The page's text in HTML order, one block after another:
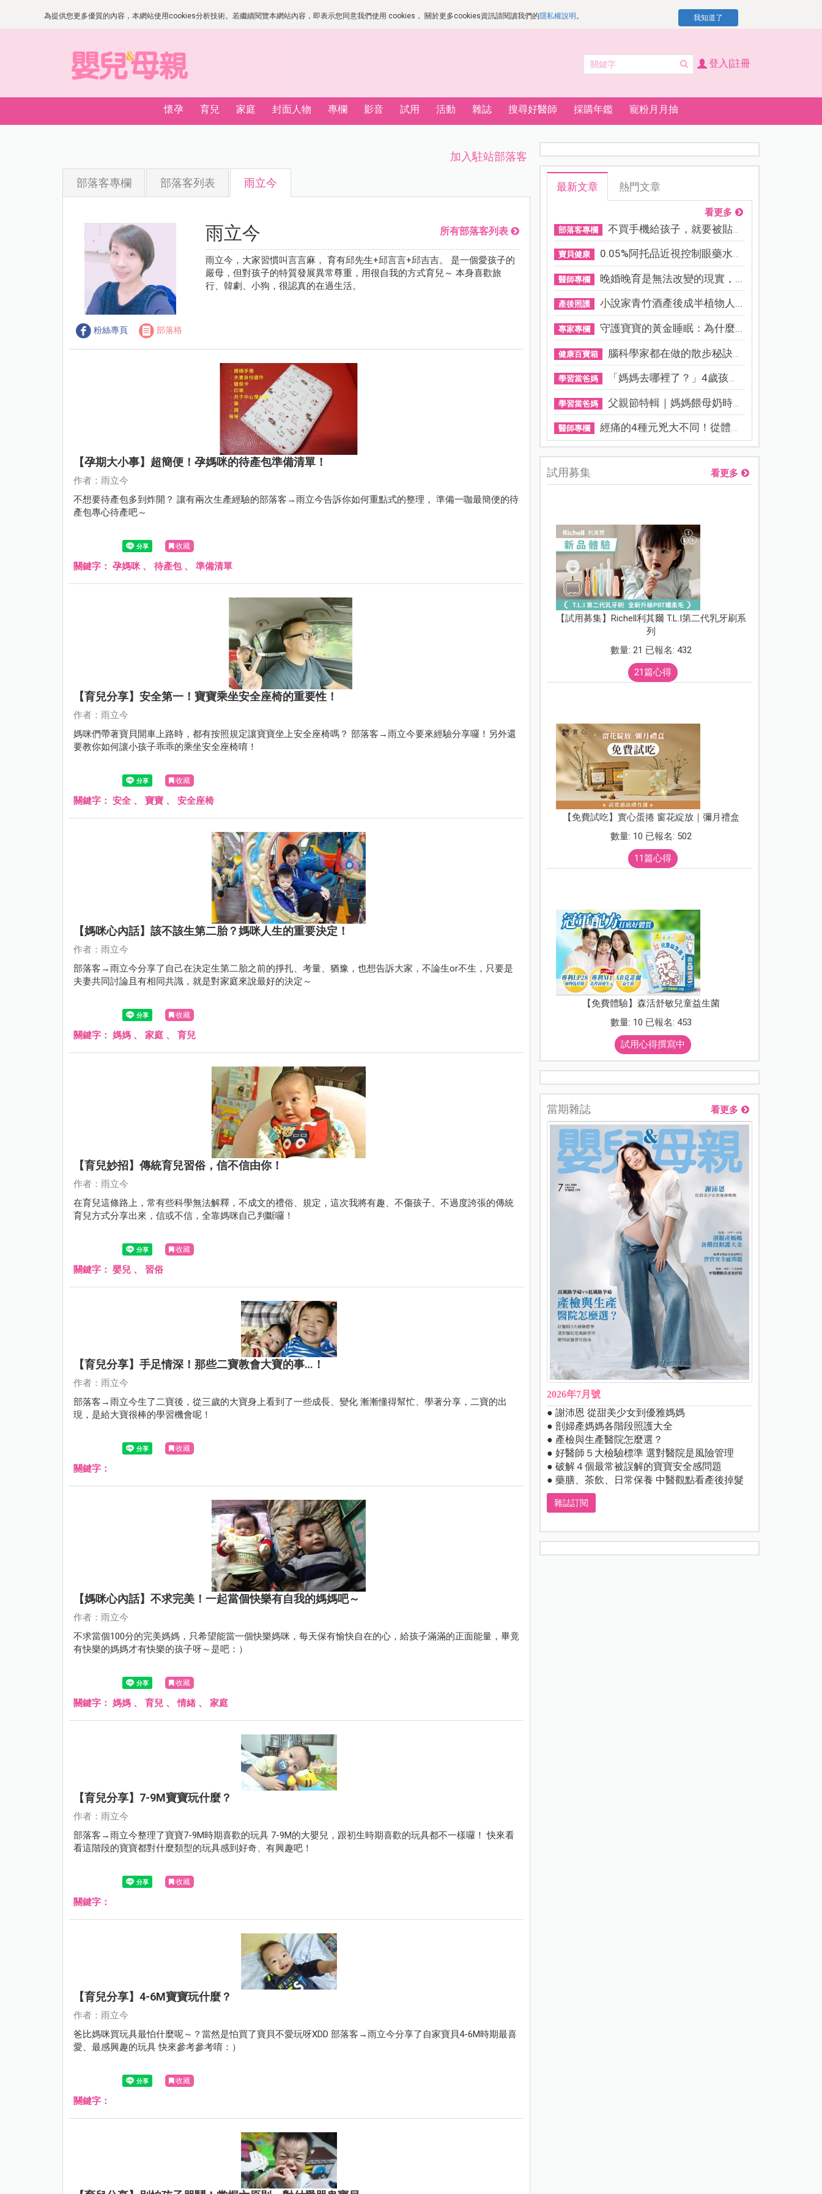
為提供您更多優質的內容，本網站使用cookies分析技術。若繼續閱覽本網站內容，即表示您同意我們使用 cookies， 關於更多cookies資訊請閱讀我們的隱私權說明 。 我知道了
登入|註冊
懷孕 育兒 家庭 封面人物 專欄 影音 試用 活動 雜誌 搜尋好醫師 採購年鑑 寵粉月月抽
加入駐站部落客
部落客專欄 部落客列表 雨立今
粉絲專頁 部落格
雨立今 所有部落客列表
雨立今，大家習慣叫言言麻， 育有邱先生+邱言言+邱吉吉。 是一個愛孩子的
嚴母，但對孩子的特質發展異常尊重，用很自我的方式育兒～ 本身喜歡旅
行、韓劇、小狗，很認真的在過生活。
【孕期大小事】超簡便！孕媽咪的待產包準備清單！
作者：雨立今
不想要待產包多到炸開？ 讓有兩次生產經驗的部落客→雨立今告訴你如何重點式的整理， 準備一咖最簡便的待
產包專心待產吧～
收藏
關鍵字： 孕媽咪 、 待產包、 準備清單
【育兒分享】安全第一！寶寶乘坐安全座椅的重要性！
作者：雨立今
媽咪們帶著寶貝開車上路時，都有按照規定讓寶寶坐上安全座椅嗎？ 部落客→雨立今要來經驗分享囉！另外還
要教你如何讓小孩子乖乖的乘坐安全座椅唷！
收藏
關鍵字： 安全 、 寶寶 、 安全座椅
【媽咪心內話】該不該生第二胎？媽咪人生的重要決定！
作者：雨立今
部落客→雨立今分享了自己在決定生第二胎之前的掙扎、考量、猶豫，也想告訴大家，不論生or不生，只要是
夫妻共同討論且有相同共識，就是對家庭來說最好的決定～
收藏
關鍵字： 媽媽 、 家庭 、 育兒
【育兒妙招】傳統育兒習俗，信不信由你！
作者：雨立今
在育兒這條路上，常有些科學無法解釋，不成文的禮俗、規定，這次我將有趣、不傷孩子、不過度誇張的傳統
育兒方式分享出來，信或不信，全靠媽咪自己判斷囉！
收藏
關鍵字： 嬰兒 、 習俗
【育兒分享】手足情深！那些二寶教會大寶的事…！
作者：雨立今
部落客→雨立今生了二寶後，從三歲的大寶身上看到了一些成長、變化 漸漸懂得幫忙、學著分享，二寶的出
現，是給大寶很棒的學習機會呢！
收藏
關鍵字：
【媽咪心內話】不求完美！一起當個快樂有自我的媽媽吧～
作者：雨立今
不求當個100分的完美媽媽，只希望能當一個快樂媽咪，每天保有愉快自在的心，給孩子滿滿的正面能量，畢竟
有快樂的媽媽才有快樂的孩子呀～是吧：）
收藏
關鍵字： 媽媽 、 育兒 、情緒 、 家庭
【育兒分享】7-9M寶寶玩什麼？
作者：雨立今
部落客→雨立今整理了寶寶7-9M時期喜歡的玩具 7-9M的大嬰兒，跟初生時期喜歡的玩具都不一樣囉！ 快來看
看這階段的寶寶都對什麼類型的玩具感到好奇、有興趣吧！
收藏
關鍵字：
【育兒分享】4-6M寶寶玩什麼？
作者：雨立今
爸比媽咪買玩具最怕什麼呢～？當然是怕買了寶貝不愛玩呀XDD 部落客→雨立今分享了自家寶貝4-6M時期最喜
愛、最感興趣的玩具 快來參考參考唷：）
收藏
關鍵字：
最新文章 熱門文章
看更多
部落客專欄 不買手機給孩子，就要被貼「...
寶貝健康 0.05%阿托品近視控制眼藥水納...
醫師專欄 晚婚晚育是無法改變的現實，...
產後照護 小說家青竹酒產後成半植物人...
專家專欄 守護寶寶的黃金睡眠：為什麼...
健康百寶箱 腦科學家都在做的散步秘訣！...
學習當爸媽 「媽媽去哪裡了？」4歲孩子還...
學習當爸媽 父親節特輯｜媽媽餵母奶時，...
醫師專欄 經痛的4種元兇大不同！從體質...
試用募集 看更多
【試用募集】Richell利其爾 T.L.I第二代乳牙刷系
列
數量: 21 已報名: 432
21篇心得
【免費試吃】實心蛋捲 窗花綻放｜彌月禮盒
數量: 10 已報名: 502
11篇心得
【免費體驗】森活舒敏兒童益生菌
數量: 10 已報名: 453
試用心得撰寫中
當期雜誌 看更多
2026年7月號
● 謝沛恩 從甜美少女到優雅媽媽
● 剖婦產媽媽各階段照護大全
● 產檢與生產醫院怎麼選？
● 好醫師５大檢驗標準 選對醫院是風險管理
● 破解４個最常被誤解的寶寶安全感問題
● 藥膳、茶飲、日常保養 中醫觀點看產後掉髮
雜誌訂閱